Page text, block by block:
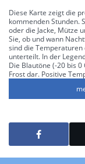
Diese Karte zeigt die
kommenden Stunden.
oder die Jacke, Mütze
Sie, ob und wann
sind die Temperaturen
unterteilt. In der
Die Blautöne (-20 bis
Frost dar. Positive
erreicht, sind diese
Temperatur die 30-
Temperatur im Laufe
oder ein